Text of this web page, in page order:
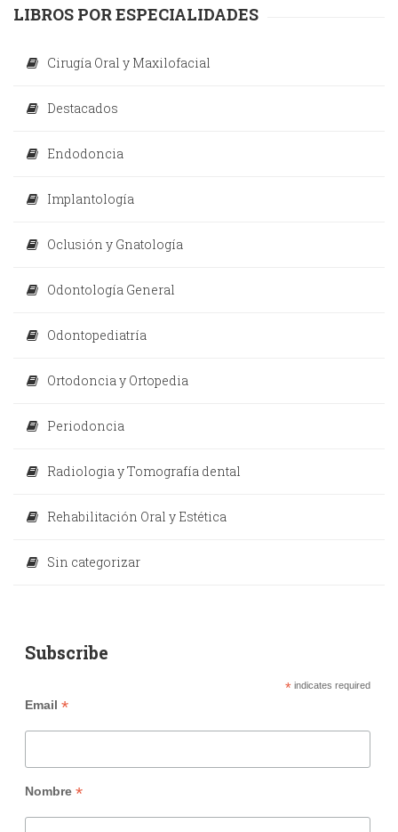
LIBROS POR ESPECIALIDADES
Cirugía Oral y Maxilofacial
Destacados
Endodoncia
Implantología
Oclusión y Gnatología
Odontología General
Odontopediatría
Ortodoncia y Ortopedia
Periodoncia
Radiologia y Tomografía dental
Rehabilitación Oral y Estética
Sin categorizar
Subscribe
*indicates required
Email *
Nombre *